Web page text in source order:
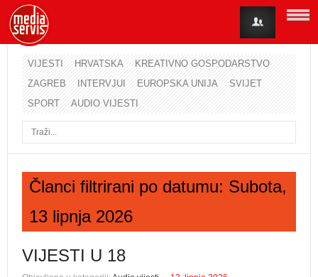
VIJESTI HRVATSKA
KREATIVNO GOSPODARSTVO
ZAGREB
INTERVJUI EUROPSKA UNIJA
SVIJET
SPORT
AUDIO VIJESTI
Članci filtrirani po datumu: Subota,
13 lipnja 2026
VIJESTI U 18
Korisničko ime
Lozinka
Zaboravili ste lozinku?